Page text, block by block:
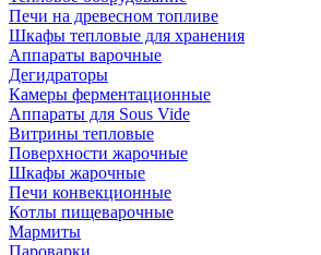
Печи на древесном топливе
Шкафы тепловые для хранения
Аппараты варочные
Дегидраторы
Камеры ферментационные
Аппараты для Sous Vide
Витрины тепловые
Поверхности жарочные
Шкафы жарочные
Печи конвекционные
Котлы пищеварочные
Мармиты
Пароварки